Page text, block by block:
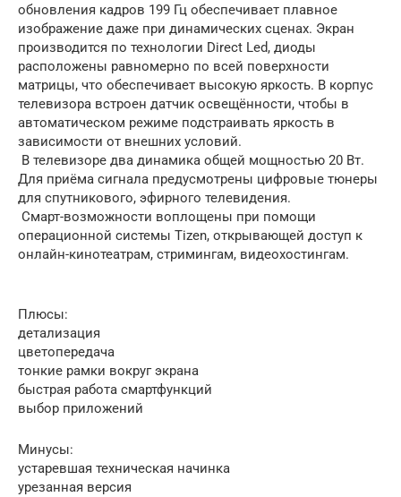
обновления кадров 199 Гц обеспечивает плавное
изображение даже при динамических сценах. Экран
производится по технологии Direct Led, диоды
расположены равномерно по всей поверхности
матрицы, что обеспечивает высокую яркость. В корпус
телевизора встроен датчик освещённости, чтобы в
автоматическом режиме подстраивать яркость в
зависимости от внешних условий.
В телевизоре два динамика общей мощностью 20 Вт.
Для приёма сигнала предусмотрены цифровые тюнеры
для спутникового, эфирного телевидения.
Смарт-возможности воплощены при помощи
операционной системы Tizen, открывающей доступ к
онлайн-кинотеатрам, стримингам, видеохостингам.
Плюсы:
детализация
цветопередача
тонкие рамки вокруг экрана
быстрая работа смартфункций
выбор приложений
Минусы:
устаревшая техническая начинка
урезанная версия